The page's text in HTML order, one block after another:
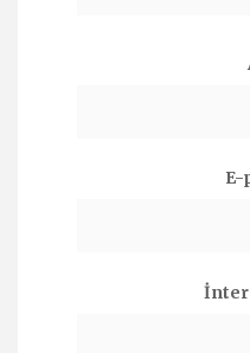
E-